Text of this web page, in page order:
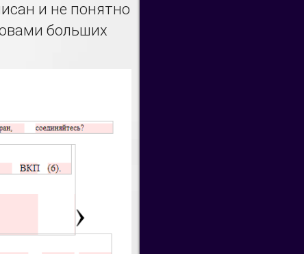
и не понятно
больших